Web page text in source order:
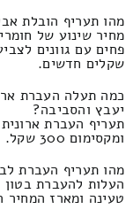
מהו תעריף הובלת
מחיר שינוע של
שקלים חדשים.
כמה תעלה העברת
יעבץ והסביבה?
ומקסימום 300 שקל.
מהו תעריף העברת
העלות להעברת בטון
טעינה ומארז המחיר הוא 640 ומקסימום